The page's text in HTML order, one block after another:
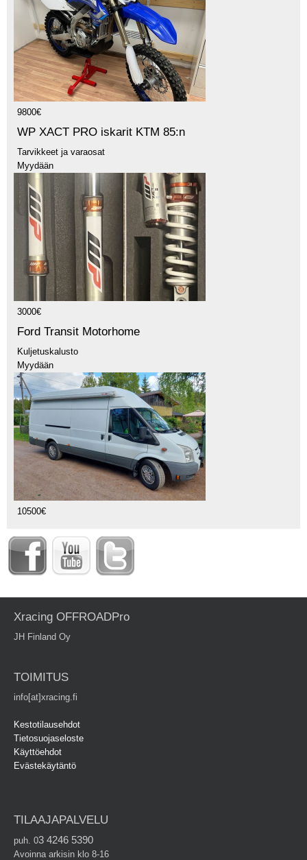
9800€
WP XACT PRO iskarit KTM 85:n
Tarvikkeet ja varaosat
Myydään
3000€
Ford Transit Motorhome
Kuljetuskalusto
Myydään
10500€
Xracing OFFROADPro
JH Finland Oy
TOIMITUS
info[at]xracing.fi
Kestotilausehdot
Tietosuojaseloste
Käyttöehdot
Evästekäytäntö
TILAAJAPALVELU
puh. 03 4246 5390
Avoinna arkisin klo 8-16